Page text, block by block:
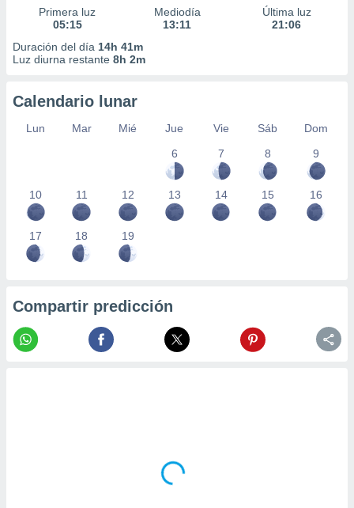
Primera luz
05:15
Mediodía
13:11
Última luz
21:06
Duración del día 14h 41m
Luz diurna restante 8h 2m
Calendario lunar
Lun Mar Mié Jue Vie Sáb
Dom
6
7 8 9
10 11 12 13 14 15 16
17 18 19
Compartir predicción